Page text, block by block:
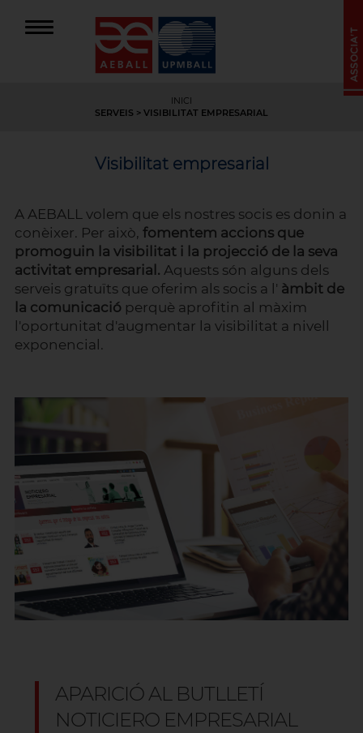
INICI
SERVEIS > VISIBILITAT EMPRESARIAL
Visibilitat empresarial
A AEBALL volem que els nostres socis es donin a
conèixer. Per això, fomentem accions que
promoguin la visibilitat i la projecció de la seva
activitat empresarial. Aquests són alguns dels
serveis gratuïts que oferim als socis a l' àmbit de
la comunicació perquè aprofitin al màxim
l'oportunitat d'augmentar la visibilitat a nivell
exponencial.
APARICIÓ AL BUTLLETÍ
NOTICIERO EMPRESARIAL